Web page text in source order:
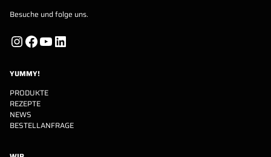
Besuche und folge uns.
InstagramFacebook YouTube LinkedIn
YUMMY!
PRODUKTE
REZEPTE
NEWS
BESTELLANFRAGE